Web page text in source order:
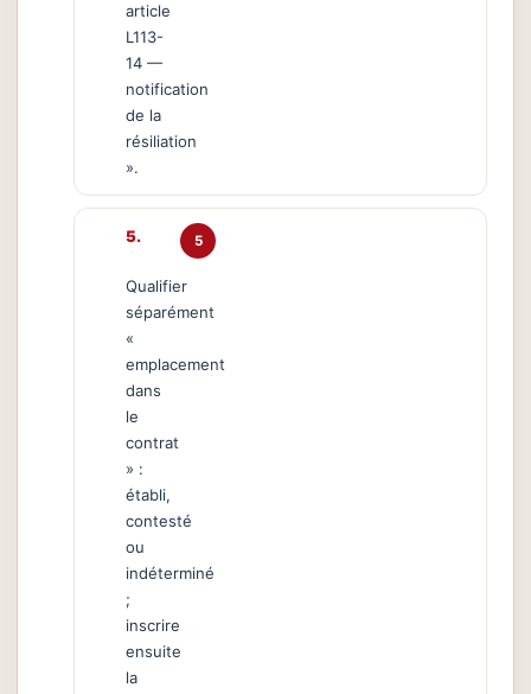
article
L113-
14 —
notification
de la
résiliation
».
5
Qualifier
séparément
«
emplacement
dans
le
contrat
» :
établi,
contesté
ou
indéterminé
;
inscrire
ensuite
la